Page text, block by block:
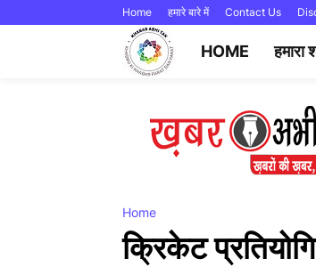
Home हमारे बारे में Contact Us
HOME हमारा
Home
क्रिकेट